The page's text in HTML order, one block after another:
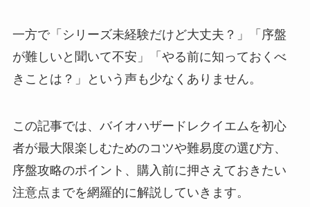
一方で「シリーズ未経験だけど大丈夫？」「序盤
が難しいと聞いて不安」「やる前に知っておくべ
きことは？」という声も少なくありません。
この記事では、バイオハザードレクイエムを初心
者が最大限楽しむためのコツや難易度の選び方、
序盤攻略のポイント、購入前に押さえておきたい
注意点までを網羅的に解説していきます。